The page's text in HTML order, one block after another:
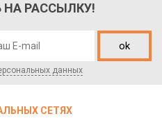
РАССЫЛКУ!
ok
данных
СЕТЯХ